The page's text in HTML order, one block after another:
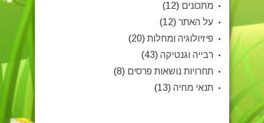
מתכונים (12)
על האתר (12)
פיזיולוגיה ומחלות (20)
רבייה וגנטיקה (43)
תחרויות נושאות פרסים (8)
תנאי מחיה (13)